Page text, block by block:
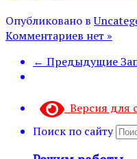
Опубликовано в
Комментариев нет »
← Предыдущие
Версия для
Поиск по сайту